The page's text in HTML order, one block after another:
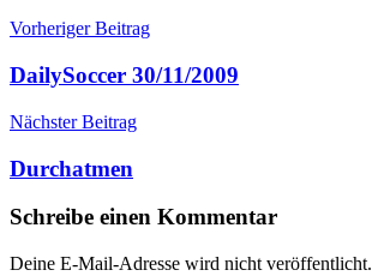
Beitragsnavigation
Vorheriger Beitrag
DailySoccer 30/11/2009
Nächster Beitrag
Durchatmen
Schreibe einen Kommentar
Deine E-Mail-Adresse wird nicht veröffentlicht.